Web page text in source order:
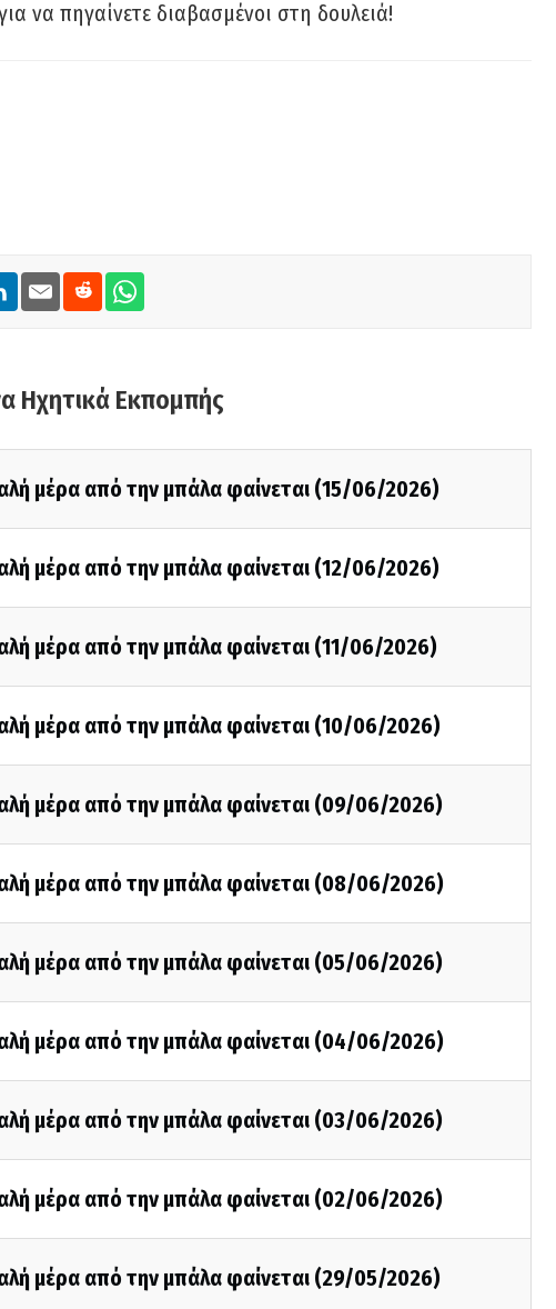
να πηγαίνετε διαβασμένοι στη δουλειά!
Ηχητικά Εκπομπής
μέρα από την μπάλα φαίνεται (15/06/2026)
μέρα από την μπάλα φαίνεται (12/06/2026)
μέρα από την μπάλα φαίνεται (11/06/2026)
μέρα από την μπάλα φαίνεται (10/06/2026)
μέρα από την μπάλα φαίνεται (09/06/2026)
μέρα από την μπάλα φαίνεται (08/06/2026)
μέρα από την μπάλα φαίνεται (05/06/2026)
μέρα από την μπάλα φαίνεται (04/06/2026)
μέρα από την μπάλα φαίνεται (03/06/2026)
μέρα από την μπάλα φαίνεται (02/06/2026)
μέρα από την μπάλα φαίνεται (29/05/2026)